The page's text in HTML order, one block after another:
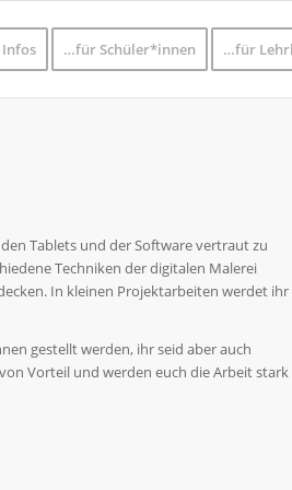
…für Schüler*innen …für
Tablets und der Software vertraut zu
Techniken der digitalen Malerei
In kleinen Projektarbeiten werdet ihr
gestellt werden, ihr seid aber auch
Vorteil und werden euch die Arbeit stark